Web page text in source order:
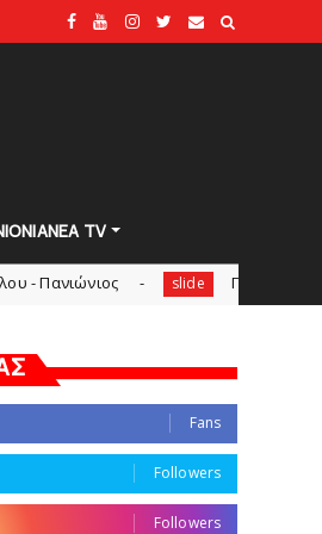
TV
slide Πανιώνιος: O άξονας που
Fans
Followers
Followers